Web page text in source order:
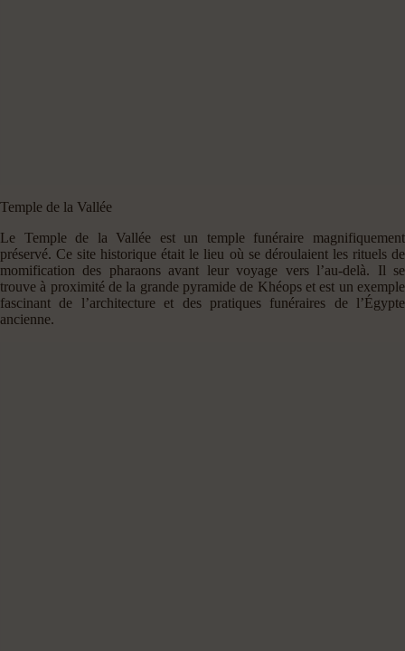
Temple de la Vallée
Le Temple de la Vallée est un temple funéraire magnifiquement
préservé. Ce site historique était le lieu où se déroulaient les rituels de
momification des pharaons avant leur voyage vers l’au-delà. Il se
trouve à proximité de la grande pyramide de Khéops et est un exemple
fascinant de l’architecture et des pratiques funéraires de l’Égypte
ancienne.